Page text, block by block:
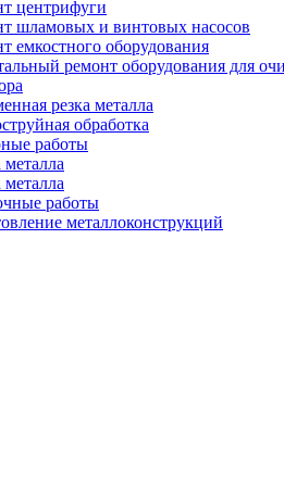
центрифуги
шламовых и винтовых насосов
емкостного оборудования
ремонт оборудования для
резка металла
обработка
работы
металла
металла
работы
металлоконструкций